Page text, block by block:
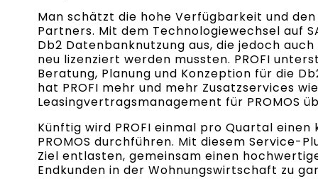
Man schätzt die hohe Verfügbarkeit und
Partners. Mit dem Technologiewechsel auf
Db2 Datenbanknutzung aus, die jedoch
neu lizenziert werden mussten. PROFI
Beratung, Planung und Konzeption für die
hat PROFI mehr und mehr Zusatzservices
Leasingvertragsmanagement für PROMOS
Künftig wird PROFI einmal pro Quartal
PROMOS durchführen. Mit diesem Service-
Ziel entlasten, gemeinsam einen
Endkunden in der Wohnungswirtschaft zu